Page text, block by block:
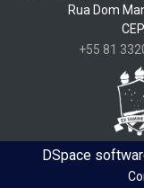
Rua Dom
+55 81
DSpace